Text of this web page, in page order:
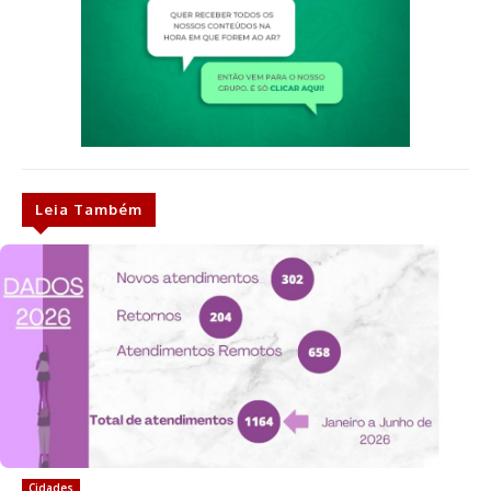
Leia Também
Cidades